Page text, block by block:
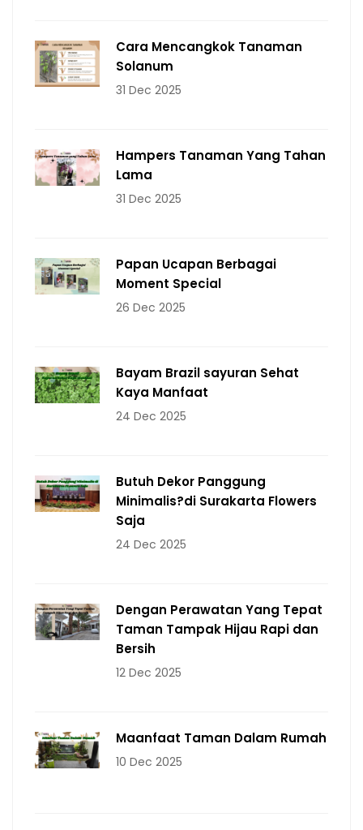
Cara Mencangkok Tanaman
Solanum
31 Dec 2025
Hampers Tanaman Yang Tahan
Lama
31 Dec 2025
Papan Ucapan Berbagai
Moment Special
26 Dec 2025
Bayam Brazil sayuran Sehat
Kaya Manfaat
24 Dec 2025
Butuh Dekor Panggung
Minimalis?di Surakarta Flowers
Saja
24 Dec 2025
Dengan Perawatan Yang Tepat
Taman Tampak Hijau Rapi dan
Bersih
12 Dec 2025
Maanfaat Taman Dalam Rumah
10 Dec 2025